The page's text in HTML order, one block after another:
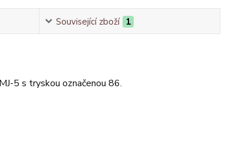
Související zboží 1
5 s tryskou označenou 86.